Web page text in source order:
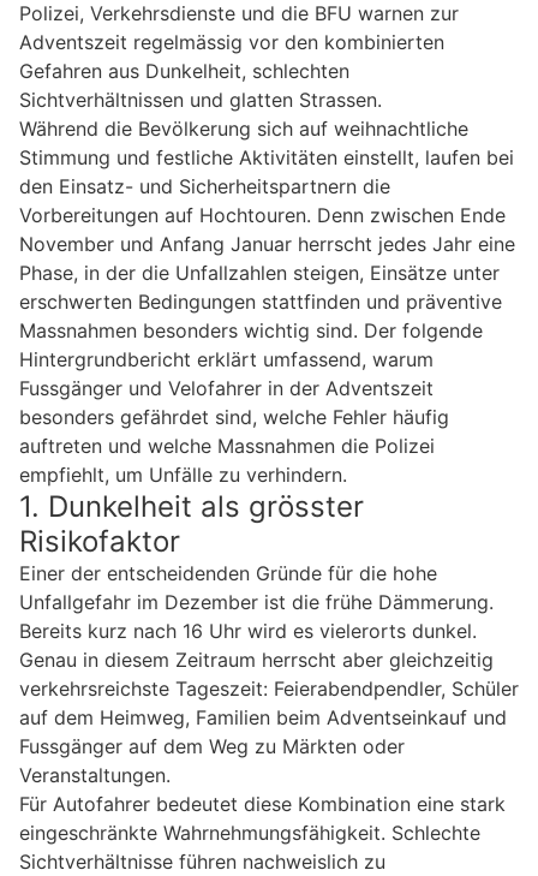
Polizei, Verkehrsdienste und die BFU warnen zur
Adventszeit regelmässig vor den kombinierten
Gefahren aus Dunkelheit, schlechten
Sichtverhältnissen und glatten Strassen.
Während die Bevölkerung sich auf weihnachtliche
Stimmung und festliche Aktivitäten einstellt, laufen bei
den Einsatz- und Sicherheitspartnern die
Vorbereitungen auf Hochtouren. Denn zwischen Ende
November und Anfang Januar herrscht jedes Jahr eine
Phase, in der die Unfallzahlen steigen, Einsätze unter
erschwerten Bedingungen stattfinden und präventive
Massnahmen besonders wichtig sind. Der folgende
Hintergrundbericht erklärt umfassend, warum
Fussgänger und Velofahrer in der Adventszeit
besonders gefährdet sind, welche Fehler häufig
auftreten und welche Massnahmen die Polizei
empfiehlt, um Unfälle zu verhindern.
1. Dunkelheit als grösster
Risikofaktor
Einer der entscheidenden Gründe für die hohe
Unfallgefahr im Dezember ist die frühe Dämmerung.
Bereits kurz nach 16 Uhr wird es vielerorts dunkel.
Genau in diesem Zeitraum herrscht aber gleichzeitig
verkehrsreichste Tageszeit: Feierabendpendler, Schüler
auf dem Heimweg, Familien beim Adventseinkauf und
Fussgänger auf dem Weg zu Märkten oder
Veranstaltungen.
Für Autofahrer bedeutet diese Kombination eine stark
eingeschränkte Wahrnehmungsfähigkeit. Schlechte
Sichtverhältnisse führen nachweislich zu